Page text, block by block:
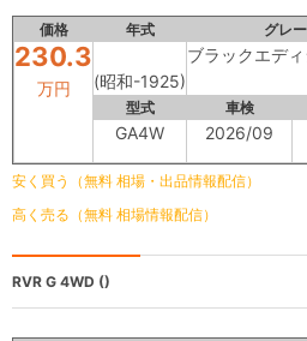
価格 年式 グレ
230.3
万円 (昭和-1925)
ブラックエデ
型式 車検
GA4W 2026/09
安く買う（無料 相場・出品情報配信）
高く売る（無料 相場情報配信）
RVR G 4WD ()